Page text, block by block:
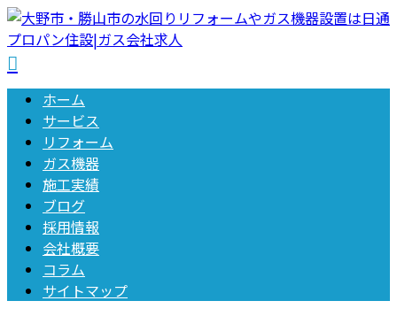
ホーム
サービス
リフォーム
ガス機器
施工実績
ブログ
採用情報
会社概要
コラム
サイトマップ